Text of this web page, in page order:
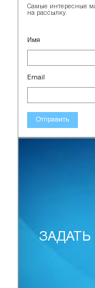
Самые интересные
на рассылку.
Имя
Email
Отправить